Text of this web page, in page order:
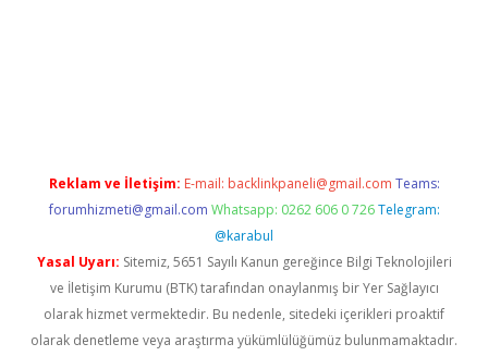
Reklam ve İletişim: E-mail: backlinkpaneli@gmail.com Teams:
forumhizmeti@gmail.com Whatsapp: 0262 606 0 726 Telegram:
@karabul
Yasal Uyarı: Sitemiz, 5651 Sayılı Kanun gereğince Bilgi Teknolojileri
ve İletişim Kurumu (BTK) tarafından onaylanmış bir Yer Sağlayıcı
olarak hizmet vermektedir. Bu nedenle, sitedeki içerikleri proaktif
olarak denetleme veya araştırma yükümlülüğümüz bulunmamaktadır.